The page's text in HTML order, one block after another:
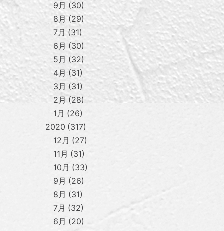
9月
30
8月
29
7月
31
6月
30
5月
32
4月
31
3月
31
2月
28
1月
26
2020 317
12月
27
11月
31
10月
33
9月
26
8月
31
7月
32
6月
20